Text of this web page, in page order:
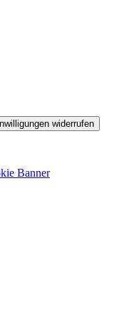
widerrufen
Banner